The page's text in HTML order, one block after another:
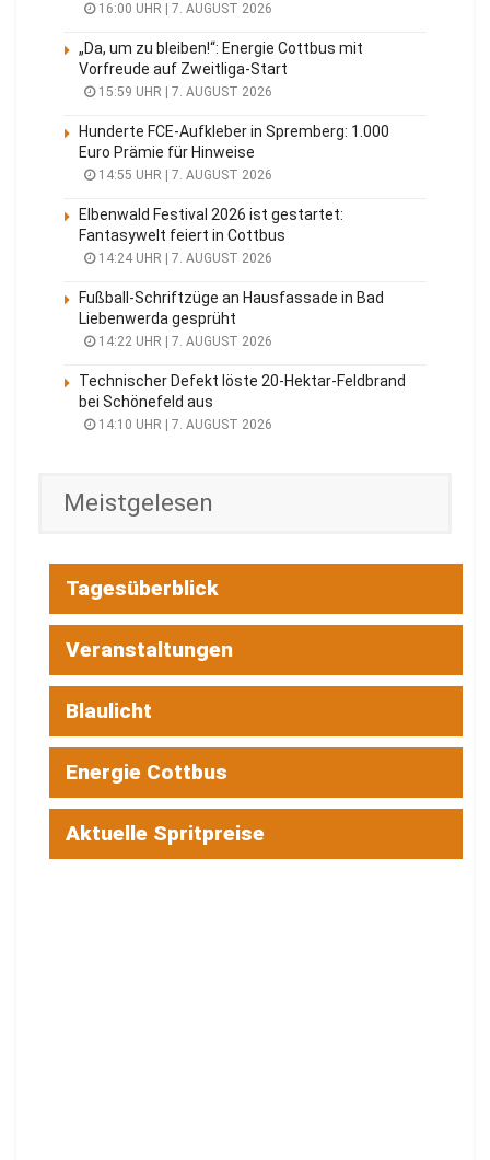
16:00 UHR | 7. AUGUST 2026
„Da, um zu bleiben!“: Energie Cottbus mit
Vorfreude auf Zweitliga-Start
15:59 UHR | 7. AUGUST 2026
Hunderte FCE-Aufkleber in Spremberg: 1.000
Euro Prämie für Hinweise
14:55 UHR | 7. AUGUST 2026
Elbenwald Festival 2026 ist gestartet:
Fantasywelt feiert in Cottbus
14:24 UHR | 7. AUGUST 2026
Fußball-Schriftzüge an Hausfassade in Bad
Liebenwerda gesprüht
14:22 UHR | 7. AUGUST 2026
Technischer Defekt löste 20-Hektar-Feldbrand
bei Schönefeld aus
14:10 UHR | 7. AUGUST 2026
Meistgelesen
Tagesüberblick
Veranstaltungen
Blaulicht
Energie Cottbus
Aktuelle Spritpreise